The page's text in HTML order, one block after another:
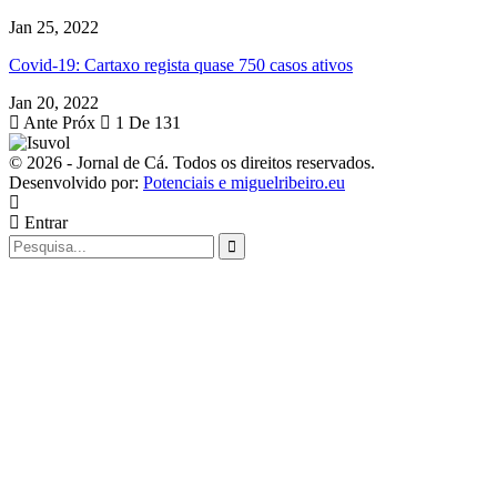
Jan 25, 2022
Covid-19: Cartaxo regista quase 750 casos ativos
Jan 20, 2022
Ante Próx 1 De 131
© 2026 - Jornal de Cá. Todos os direitos reservados.
Desenvolvido por: Potenciais e miguelribeiro.eu
Entrar